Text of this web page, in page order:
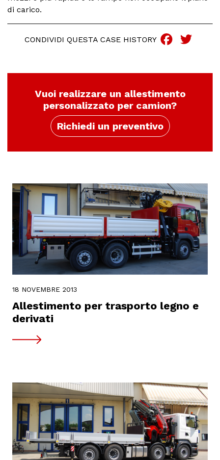
di carico.
CONDIVIDI QUESTA CASE HISTORY
Vuoi realizzare un allestimento
personalizzato per camion?
Richiedi un preventivo
18 NOVEMBRE 2013
Allestimento per trasporto legno e
derivati